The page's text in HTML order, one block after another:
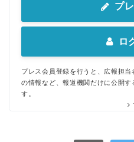
プ
ロ
プレス会員登録を行うと、広報担
の情報など、報道機関だけに公開
す。